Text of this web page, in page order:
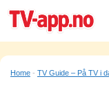
Hopp
innhold
Home - TV Guide – På TV i